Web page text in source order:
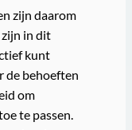
zijn daarom
zijn in dit
kunt
de behoeften
om
te passen.